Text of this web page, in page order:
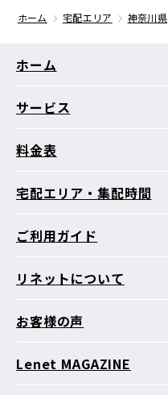
ホーム 宅配エリア 神奈川県
ホーム
サービス
料金表
宅配エリア・集配時間
ご利用ガイド
リネットについて
お客様の声
Lenet MAGAZINE